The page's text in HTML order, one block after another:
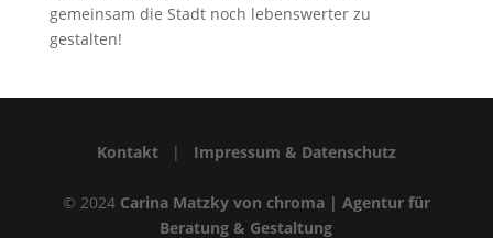
gemeinsam die Stadt noch lebenswerter zu
gestalten!
Kontakt | Impressum & Datenschutz
© 2024 Carina Matzky von chroma | Agentur für
Beratung & Gestaltung